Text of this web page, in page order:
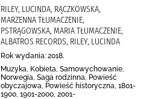
RILEY, LUCINDA, RĄCZKOWSKA,
MARZENNA TŁUMACZENIE,
PSTRĄGOWSKA, MARIA TŁUMACZENIE,
ALBATROS RECORDS, RILEY, LUCINDA
Rok wydania: 2018.
Muzyka, Kobieta, Samowychowanie,
Norwegia, Saga rodzinna, Powieść
obyczajowa, Powieść historyczna, 1801-
1900, 1901-2000, 2001-